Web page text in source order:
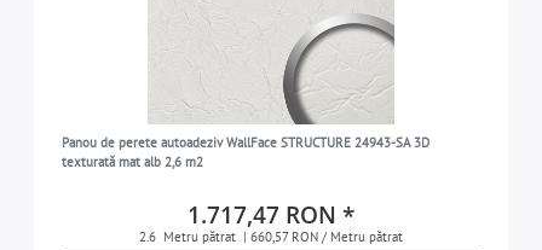
Panou de perete autoadeziv WallFace STRUCTURE 24943-SA 3D
texturată mat alb 2,6 m2
1.717,47 RON *
2.6 Metru pătrat | 660,57 RON / Metru pătrat